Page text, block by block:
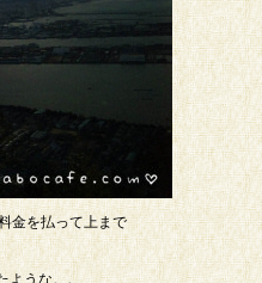
金を払って上まで
ような。。